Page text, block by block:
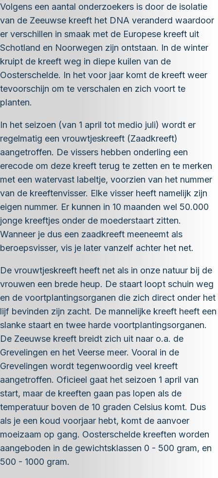
Volgens een aantal onderzoekers is door de isolatie
van de Zeeuwse kreeft het DNA veranderd waardoor
er verschillen in smaak met de Europese kreeft uit
Schotland en Noorwegen zijn ontstaan. In de winter
kruipt de kreeft weg in diepe kuilen van de
Oosterschelde. In het voor jaar komt de kreeft weer
tevoorschijn om te verschalen en zich voort te
planten.
In het seizoen (van 1 april tot medio juli) wordt er
regelmatig een vrouwtjeskreeft (Zaadkreeft)
aangetroffen. De vissers hebben onderling een
erecode om deze kreeft terug te zetten en te merken
met een watervast labeltje, voorzien van het nummer
van de kreeftenvisser. Elke visser heeft namelijk zijn
eigen nummer. Er kunnen in 10 maanden wel 50.000
jonge kreeftjes onder de moederstaart zitten.
Wanneer je dus een zaadkreeft meeneemt als
beroepsvisser, vis je later vanzelf achter het net.
De vrouwtjeskreeft heeft net als in onze natuur bij de
vrouwen een brede heup. De staart loopt schuin weg
en de voortplantingsorganen die zich direct onder het
lijf bevinden zijn zacht. De mannelijke kreeft heeft een
slanke staart en twee harde voortplantingsorganen.
De Zeeuwse kreeft breidt zich uit naar o.a. de
Grevelingen en het Veerse meer. Vooral in de
Grevelingen wordt tegenwoordig veel kreeft
aangetroffen. Oficieel gaat het seizoen 1 april van
start, maar de kreeften gaan pas lopen als de
temperatuur boven de 10 graden Celsius komt. Dus
als je een koud voorjaar hebt, komt de aanvoer
moeizaam op gang. Oosterschelde kreeften worden
aangeboden in de gewichtsklassen 0 - 500 gram, en
500 - 1000 gram.